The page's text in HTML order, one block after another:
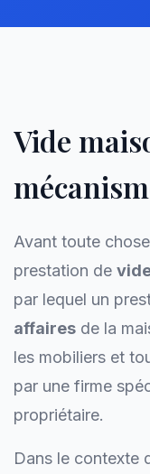
Vide
Avant toute
prestation de
par lequel un
affaires de la
les mobiliers et
par une firme
propriétaire.
Dans le contexte